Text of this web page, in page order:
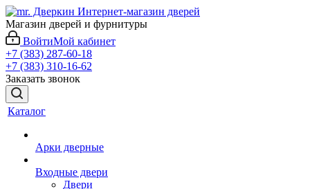
Магазин дверей и фурнитуры
ВойтиМой кабинет
+7 (383) 287-60-18
+7 (383) 310-16-62
Заказать звонок
Каталог
Арки дверные
Входные двери
Двери